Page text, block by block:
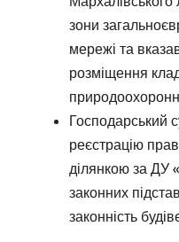
зони
мережі та
розміщення
Господарський
реєстрацію
ділянкою за ДУ
законних
законність